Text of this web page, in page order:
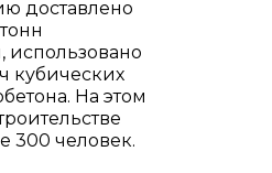
доставлено
использовано
кубических
На этом
300 человек.